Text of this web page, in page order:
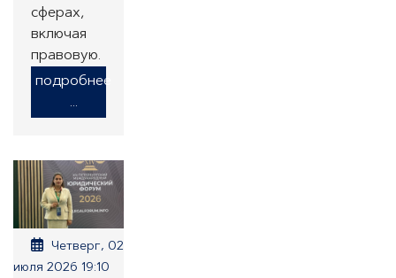
сферах,
включая
правовую.
подробнее
...
Четверг, 02
июля 2026 19:10